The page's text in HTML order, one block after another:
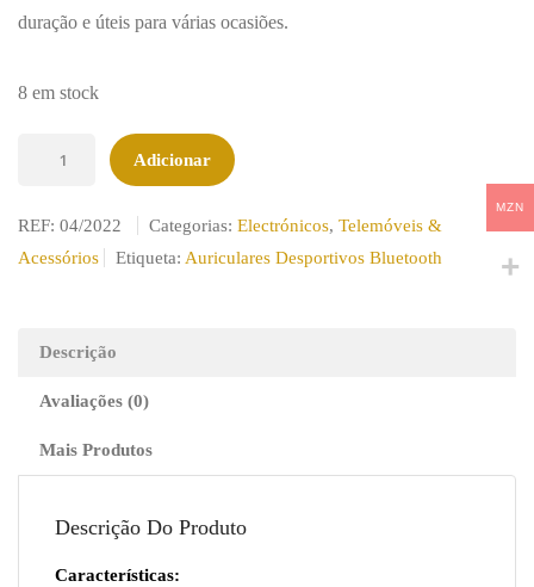
duração e úteis para várias ocasiões.
8 em stock
Desportivos
Adicionar
REF: 04/2022 Categorias: Electrónicos, Telemóveis &
Acessórios
Etiqueta: Auriculares Desportivos Bluetooth
Descrição
Avaliações (0)
Mais Produtos
Descrição Do Produto
Características:
MZN